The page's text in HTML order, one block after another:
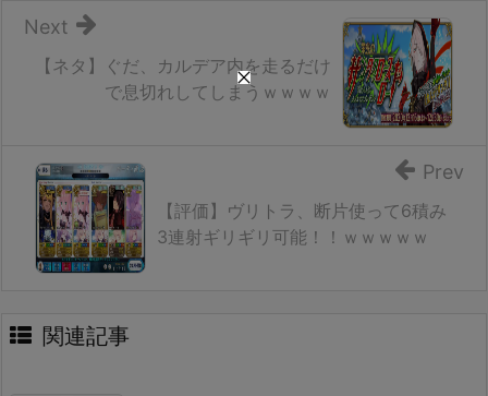
【ネタ】ぐだ、カルデア内を走るだけ
で息切れしてしまうｗｗｗｗ
Next
【評価】ヴリトラ、断片使って6積み
3連射ギリギリ可能！！ｗｗｗｗｗ
Prev
関連記事